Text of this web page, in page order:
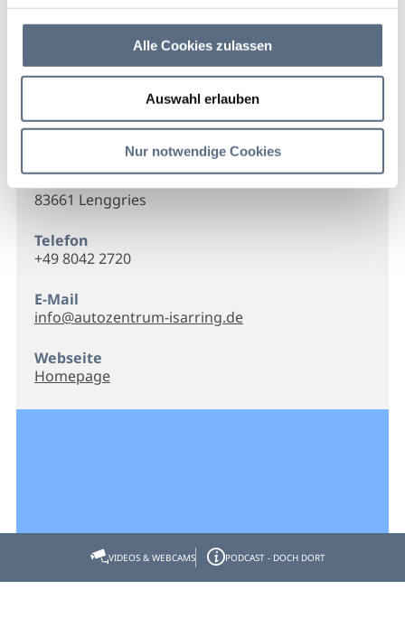
Alle Cookies zulassen
Auswahl erlauben
Nur notwendige Cookies
Kontakt
Autozentrum Isarring GmbH
Isarring 5
83661 Lenggries
Telefon
+49 8042 2720
E-Mail
info@autozentrum-isarring.de
Webseite
Homepage
VIDEOS & WEBCAMS PODCAST - DOCH DORT